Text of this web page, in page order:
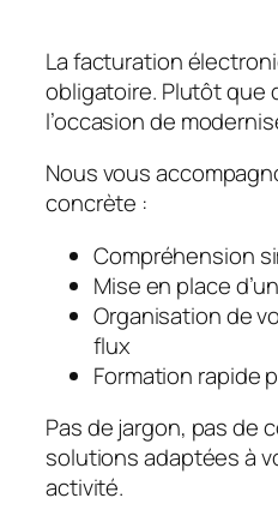
La facturation
obligatoire. Plutôt que
l’occasion de
Nous vous
concrète :
Compréhension
Mise en place
Organisation de
flux
Formation rapide
Pas de jargon, pas de
solutions adaptées à
activité.